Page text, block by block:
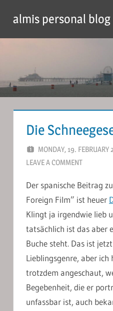
content
almis personal blog
Die
MONDAY, 19. FEBRUARY
LEAVE A COMMENT
Der spanische Beitrag
Foreign Film” ist heuer
Klingt ja irgendwie lieb
tatsächlich ist das aber
Buche steht. Das ist
Lieblingsgenre, aber ich
trotzdem angeschaut,
Begebenheit, die er
unfassbar ist, auch